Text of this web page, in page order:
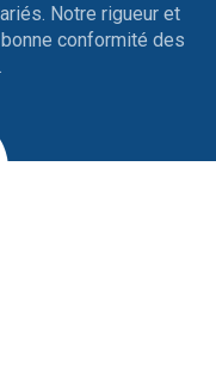
Notre rigueur et
conformité des